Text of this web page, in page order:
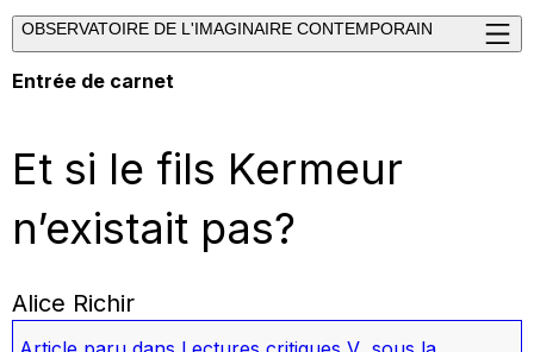
OBSERVATOIRE DE L'IMAGINAIRE CONTEMPORAIN
Entrée de carnet
Et si le fils Kermeur
n’existait pas?
Alice Richir